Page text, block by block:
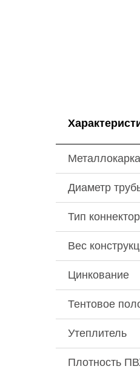
Диаметр
Тип
Вес
Цинкование
Тентовое
Утеплитель
Плотность